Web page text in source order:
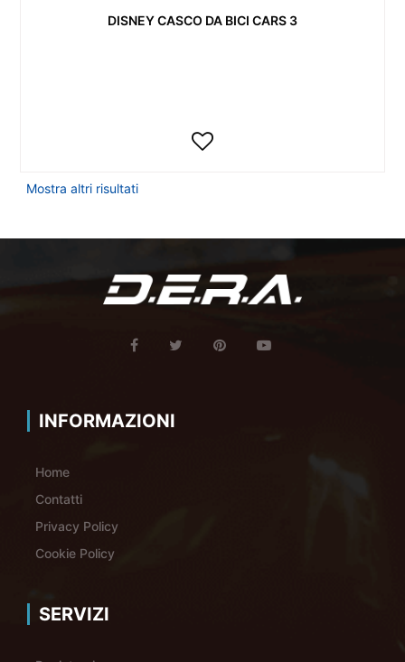
DISNEY CASCO DA BICI CARS 3
Mostra altri risultati
INFORMAZIONI
Home
Contatti
Privacy Policy
Cookie Policy
SERVIZI